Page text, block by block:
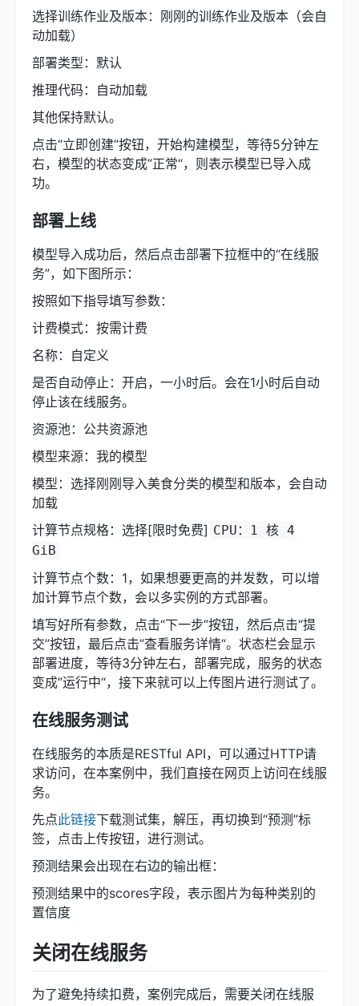
选择训练作业及版本：刚刚的训练作业及版本（会自
动加载）
部署类型：默认
推理代码：自动加载
其他保持默认。
点击“立即创建”按钮，开始构建模型，等待5分钟左
右，模型的状态变成”正常“，则表示模型已导入成
功。
部署上线
模型导入成功后，然后点击部署下拉框中的“在线服
务”，如下图所示：
按照如下指导填写参数：
计费模式：按需计费
名称：自定义
是否自动停止：开启，一小时后。会在1小时后自动
停止该在线服务。
资源池：公共资源池
模型来源：我的模型
模型：选择刚刚导入美食分类的模型和版本，会自动
加载
计算节点规格：选择[限时免费] CPU：1 核 4
GiB
计算节点个数：1，如果想要更高的并发数，可以增
加计算节点个数，会以多实例的方式部署。
填写好所有参数，点击“下一步”按钮，然后点击“提
交”按钮，最后点击”查看服务详情“。状态栏会显示
部署进度，等待3分钟左右，部署完成，服务的状态
变成”运行中“，接下来就可以上传图片进行测试了。
在线服务测试
在线服务的本质是RESTful API，可以通过HTTP请
求访问，在本案例中，我们直接在网页上访问在线服
务。
先点此链接下载测试集，解压，再切换到“预测”标
签，点击上传按钮，进行测试。
预测结果会出现在右边的输出框：
预测结果中的scores字段，表示图片为每种类别的
置信度
关闭在线服务
为了避免持续扣费，案例完成后，需要关闭在线服